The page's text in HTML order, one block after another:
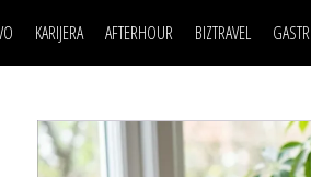
KARIJERA
LJUDI (HR)
AFTERHOUR BIZTRAVEL
POSAO
MOJ UGAO
USAVRŠAVANJE
FILM I SCENA
AUTO SVET